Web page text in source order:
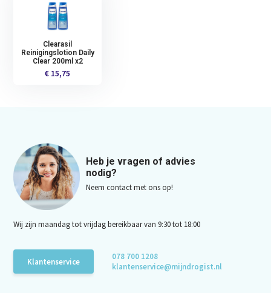
Clearasil
Reinigingslotion Daily
Clear 200ml x2
€ 15,75
Heb je vragen of advies
nodig?
Neem contact met ons op!
Wij zijn maandag tot vrijdag bereikbaar van 9:30 tot 18:00
Klantenservice
078 700 1208
klantenservice@mijndrogist.nl